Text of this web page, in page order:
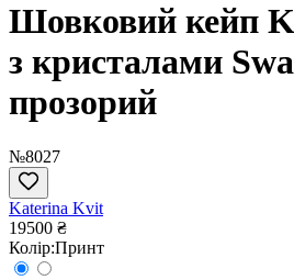
Шовковий кейп
з кристалами
прозорий
№8027
Katerina Kvit
19500 ₴
Колір:Принт